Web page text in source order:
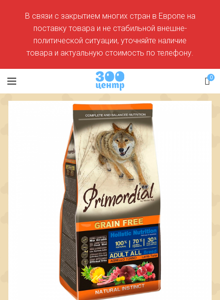
0
В связи с закрытием многих стран в Европе на
поставку товара и не стабильной внешне-
политической ситуации, уточняйте наличие
товара и актуальную стоимость по телефону.